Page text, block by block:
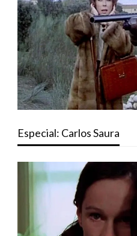
Especial: Carlos Saura